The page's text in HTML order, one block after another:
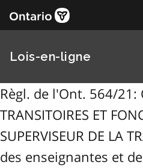
Lois-en-ligne
Règl. de l'Ont. 564/21:
TRANSITOIRES ET
SUPERVISEUR DE LA
des enseignantes et